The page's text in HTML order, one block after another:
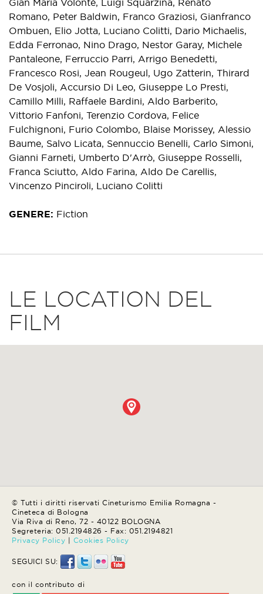
Gian Maria Volonté, Luigi Squarzina, Renato
Romano, Peter Baldwin, Franco Graziosi, Gianfranco
Ombuen, Elio Jotta, Luciano Colitti, Dario Michaelis,
Edda Ferronao, Nino Drago, Nestor Garay, Michele
Pantaleone, Ferruccio Parri, Arrigo Benedetti,
Francesco Rosi, Jean Rougeul, Ugo Zatterin, Thirard
De Vosjoli, Accursio Di Leo, Giuseppe Lo Presti,
Camillo Milli, Raffaele Bardini, Aldo Barberito,
Vittorio Fanfoni, Terenzio Cordova, Felice
Fulchignoni, Furio Colombo, Blaise Morissey, Alessio
Baume, Salvo Licata, Sennuccio Benelli, Carlo Simoni,
Gianni Farneti, Umberto D'Arrò, Giuseppe Rosselli,
Franca Sciutto, Aldo Farina, Aldo De Carellis,
Vincenzo Pinciroli, Luciano Colitti
GENERE Fiction
LE LOCATION DEL
FILM
© Tutti i diritti riservati Cineturismo Emilia Romagna -
Cineteca di Bologna
Via Riva di Reno, 72 - 40122 BOLOGNA
Segreteria: 051.2194826 - Fax: 051.2194821
Privacy Policy | Cookies Policy
SEGUICI SU:
con il contributo di